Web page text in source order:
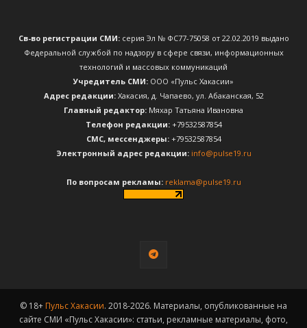
Св-во регистрации СМИ:серия Эл № ФС77-75058 от 22.02.2019 выдано
Федеральной службой по надзору в сфере связи, информационных
технологий и массовых коммуникаций
Учредитель СМИ: ООО «Пульс Хакасии»
Адрес редакции:Хакасия, д. Чапаево, ул. Абаканская, 52
Главный редактор: Мяхар Татьяна Ивановна
Телефон редакции:+79532587854
CМС, мессенджеры:+79532587854
Электронный адрес редакции: info@pulse19.ru
По вопросам рекламы: reklama@pulse19.ru
© 18+ Пульс Хакасии. 2018-2026. Материалы, опубликованные на
сайте СМИ «Пульс Хакасии»: статьи, рекламные материалы, фото,